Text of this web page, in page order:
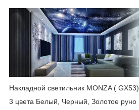
Накладной светильник MONZA ( GX53)
3 цвета Белый, Черный, Золотое руно